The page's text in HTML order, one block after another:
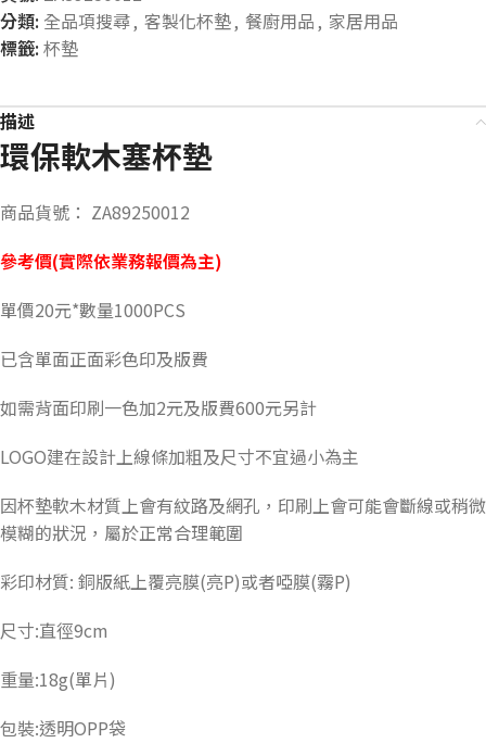
分類: 全品項搜尋, 客製化杯墊, 餐廚用品 , 家居用品
標籤: 杯墊
描述
環保軟木塞杯墊
商品貨號： ZA89250012
參考價(實際依業務報價為主)
單價20元*數量1000PCS
已含單面正面彩色印及版費
如需背面印刷一色加2元及版費600元另計
LOGO建在設計上線條加粗及尺寸不宜過小為主
因杯墊軟木材質上會有紋路及網孔，印刷上會可能會斷線或稍微
模糊的狀況，屬於正常合理範圍
彩印材質: 銅版紙上覆亮膜(亮P)或者啞膜(霧P)
尺寸:直徑9cm
重量:18g(單片)
包裝:透明OPP袋